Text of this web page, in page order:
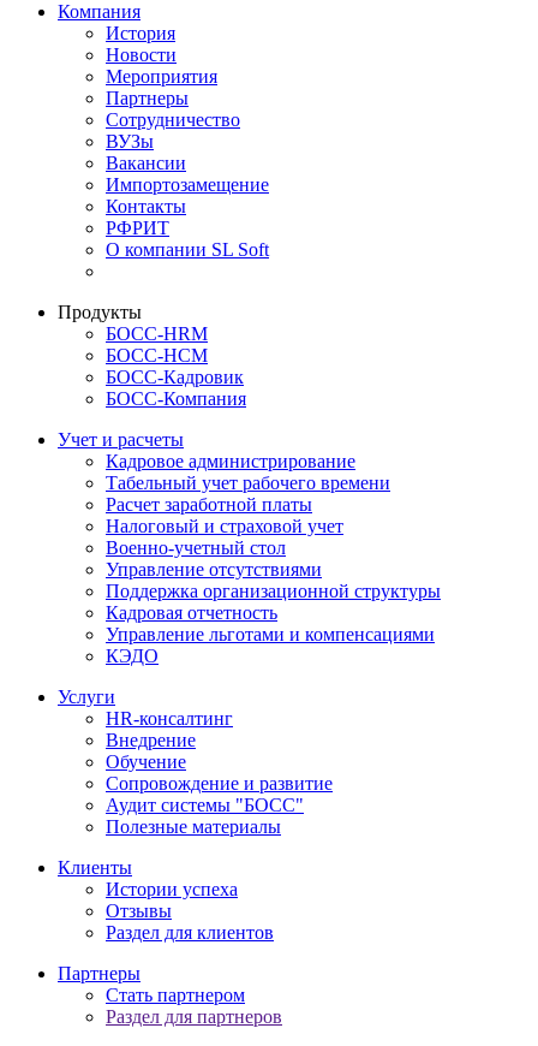
Компания
История
Новости
Мероприятия
Партнеры
Сотрудничество
ВУЗы
Вакансии
Импортозамещение
Контакты
РФРИТ
О компании SL Soft
Продукты
БОСС-HRM
БОСС-HCM
БОСС-Кадровик
БОСС-Компания
Учет и расчеты
Кадровое администрирование
Табельный учет рабочего времени
Расчет заработной платы
Налоговый и страховой учет
Военно-учетный стол
Управление отсутствиями
Поддержка организационной структуры
Кадровая отчетность
Управление льготами и компенсациями
КЭДО
Услуги
HR-консалтинг
Внедрение
Обучение
Сопровождение и развитие
Аудит системы "БОСС"
Полезные материалы
Клиенты
Истории успеха
Отзывы
Раздел для клиентов
Партнеры
Стать партнером
Раздел для партнеров